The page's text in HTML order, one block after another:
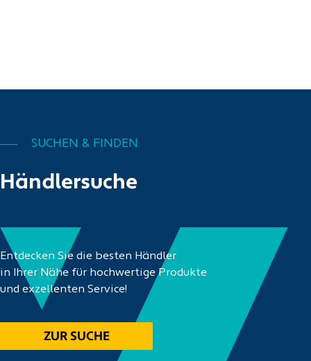
Händlersuche
SUCHEN & FINDEN
Entdecken Sie die besten Händler
in Ihrer Nähe für hochwertige Produkte
und exzellenten Service!
ZUR SUCHE